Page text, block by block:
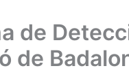
de
de